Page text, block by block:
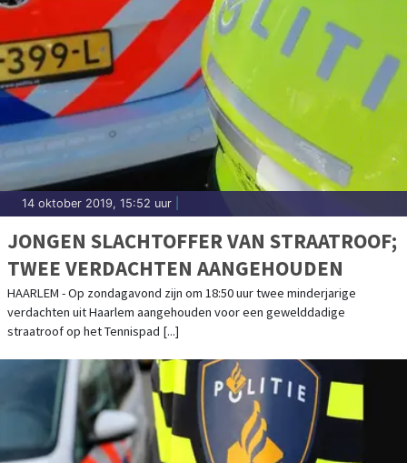
14 oktober 2019, 15:52 uur
JONGEN SLACHTOFFER VAN STRAATROOF;
TWEE VERDACHTEN AANGEHOUDEN
HAARLEM - Op zondagavond zijn om 18:50 uur twee minderjarige
verdachten uit Haarlem aangehouden voor een gewelddadige
straatroof op het Tennispad [...]